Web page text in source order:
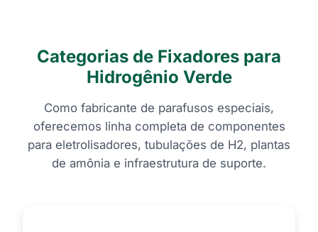
Categorias de Fixadores para
Hidrogênio Verde
Como fabricante de parafusos especiais,
oferecemos linha completa de componentes
para eletrolisadores, tubulações de H2, plantas
de amônia e infraestrutura de suporte.